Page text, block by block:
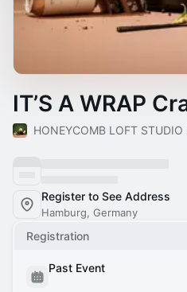
IT’S A WRAP
HONEYCOMB LOFT STUDIO
Register to See Address
Hamburg, Germany
Registration
Past Event